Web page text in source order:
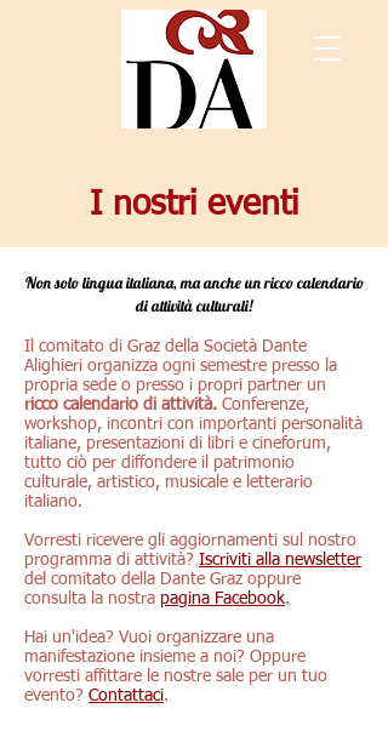
I nostri eventi
Non solo lingua italiana, ma anche un ricco calendario
di attività culturali!
Il comitato di Graz della Società Dante
Alighieri organizza ogni semestre presso la
propria sede o presso i propri partner un
ricco calendario di attività. Conferenze,
workshop, incontri con importanti personalità
italiane, presentazioni di libri e cineforum,
tutto ciò per diffondere il patrimonio
culturale, artistico, musicale e letterario
italiano.
Vorresti ricevere gli aggiornamenti sul nostro
programma di attività? Iscriviti alla newsletter
del comitato della Dante Graz oppure
consulta la nostra pagina Facebook.
Hai un'idea? Vuoi organizzare una
manifestazione insieme a noi? Oppure
vorresti affittare le nostre sale per un tuo
evento? Contattaci.